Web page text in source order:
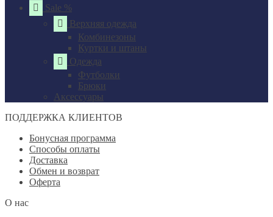
Sale %
Верхняя одежда
Комбинезоны
Куртки и штаны
Одежда
Футболки
Брюки
Аксессуары
ПОДДЕРЖКА КЛИЕНТОВ
Бонусная программа
Способы оплаты
Доставка
Обмен и возврат
Оферта
О нас